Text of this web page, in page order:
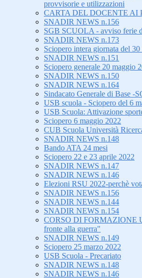
provvisorie e utilizzazioni
CARTA DEL DOCENTE AI
SNADIR NEWS n.156
SGB SCUOLA - avviso ferie
SNADIR NEWS n.173
Sciopero intera giornata del
SNADIR NEWS n.151
Sciopero generale 20 maggio
SNADIR NEWS n.150
SNADIR NEWS n.164
Sindacato Generale di Base -
USB scuola - Sciopero del 6
USB Scuola: Attivazione
Sciopero 6 maggio 2022
CUB Scuola Università
SNADIR NEWS n.148
Bando ATA 24 mesi
Sciopero 22 e 23 aprile 2022
SNADIR NEWS n.147
SNADIR NEWS n.146
Elezioni RSU 2022-perchè
SNADIR NEWS n.156
SNADIR NEWS n.144
SNADIR NEWS n.154
CORSO DI FORMAZIONE
fronte alla guerra"
SNADIR NEWS n.149
Sciopero 25 marzo 2022
USB Scuola - Precariato
SNADIR NEWS n.148
SNADIR NEWS n.146